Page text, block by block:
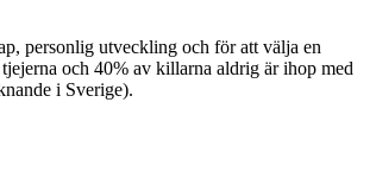
personlig utveckling och för att välja en
och 40% av killarna aldrig är ihop med
i Sverige).